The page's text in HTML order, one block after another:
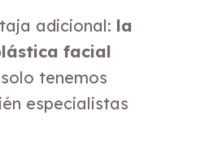
adicional: la
facial
tenemos
especialistas